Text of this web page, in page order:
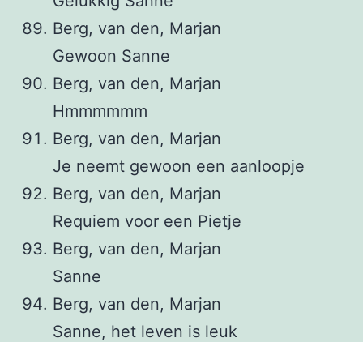
Berg, van den, Marjan
Gewoon Sanne
Berg, van den, Marjan
Hmmmmmm
Berg, van den, Marjan
Je neemt gewoon een aanloopje
Berg, van den, Marjan
Requiem voor een Pietje
Berg, van den, Marjan
Sanne
Berg, van den, Marjan
Sanne, het leven is leuk